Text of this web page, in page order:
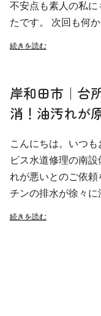
不安点も素人の私
たです。 次回も何
続きを読む
岸和田市｜台
消！油汚れが
こんにちは。いつ
ビス水道修理の南
れが悪いとのご依
チンの排水が徐々
続きを読む